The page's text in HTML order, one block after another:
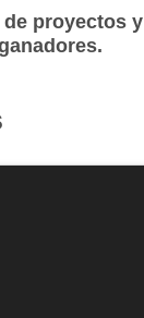
proyectos y